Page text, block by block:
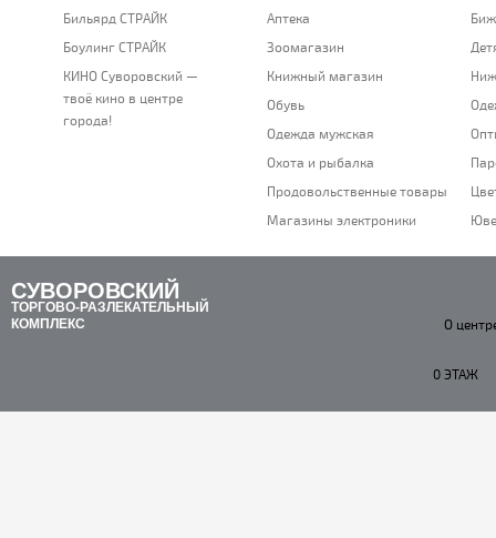
Бильярд СТРАЙК
Боулинг СТРАЙК
КИНО Суворовский —
твоё кино в центре
города!
Аптека
Зоомагазин
Книжный магазин
Обувь
Одежда мужская
Охота и рыбалка
Продовольственные товары
Магазины электроники
СУВОРОВСКИЙ
ТОРГОВО-РАЗЛЕКАТЕЛЬНЫЙ
КОМПЛЕКС
О
0 ЭТАЖ